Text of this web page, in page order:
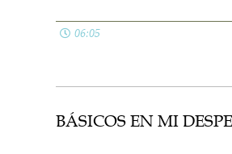
06:05
BÁSICOS EN MI